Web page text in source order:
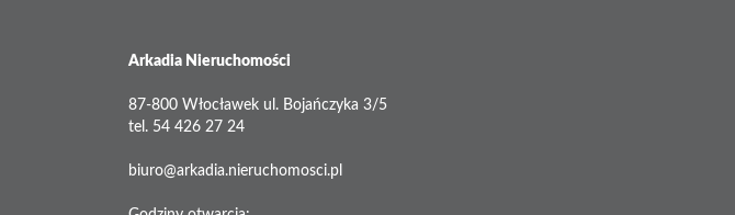
Arkadia Nieruchomości
87-800 Włocławek ul. Bojańczyka 3/5
tel. 54 426 27 24
biuro@arkadia.nieruchomosci.pl